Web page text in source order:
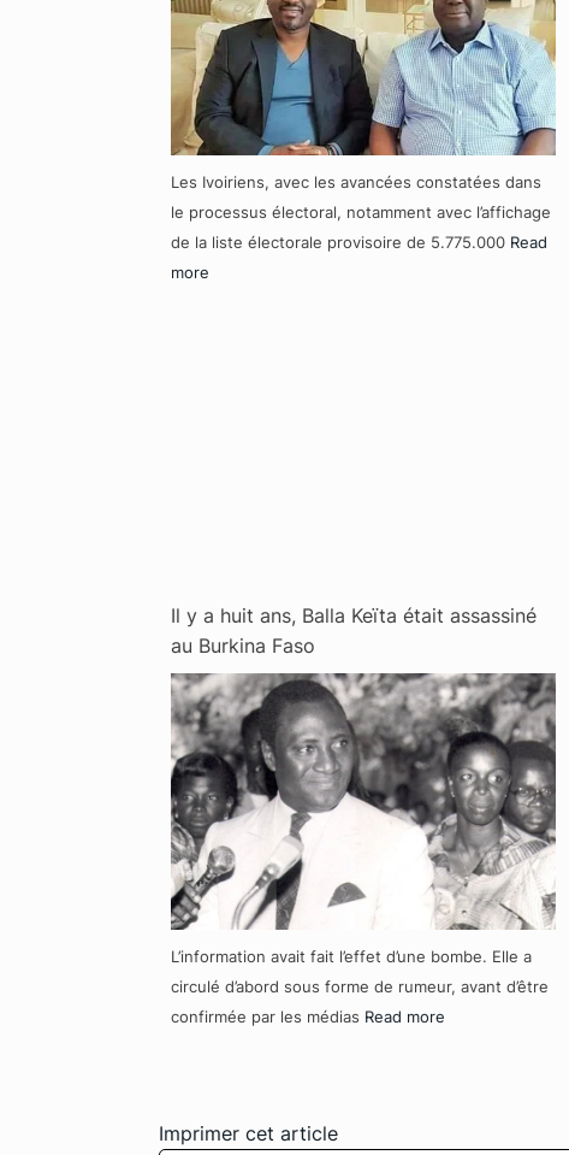
Les Ivoiriens, avec les avancées constatées dans
le processus électoral, notamment avec l’affichage
de la liste électorale provisoire de 5.775.000 Read
more
Il y a huit ans, Balla Keïta était assassiné
au Burkina Faso
L’information avait fait l’effet d’une bombe. Elle a
circulé d’abord sous forme de rumeur, avant d’être
confirmée par les médias Read more
Imprimer cet article